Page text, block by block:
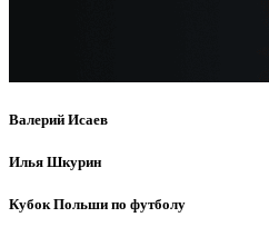
Валерий Исаев
Илья Шкурин
Кубок Польши по футболу